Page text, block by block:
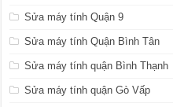
Sửa máy tính Quận 9
Sửa máy tính Quận Bình Tân
Sửa máy tính quận Bình Thạnh
Sửa máy tính quận Gò Vấp